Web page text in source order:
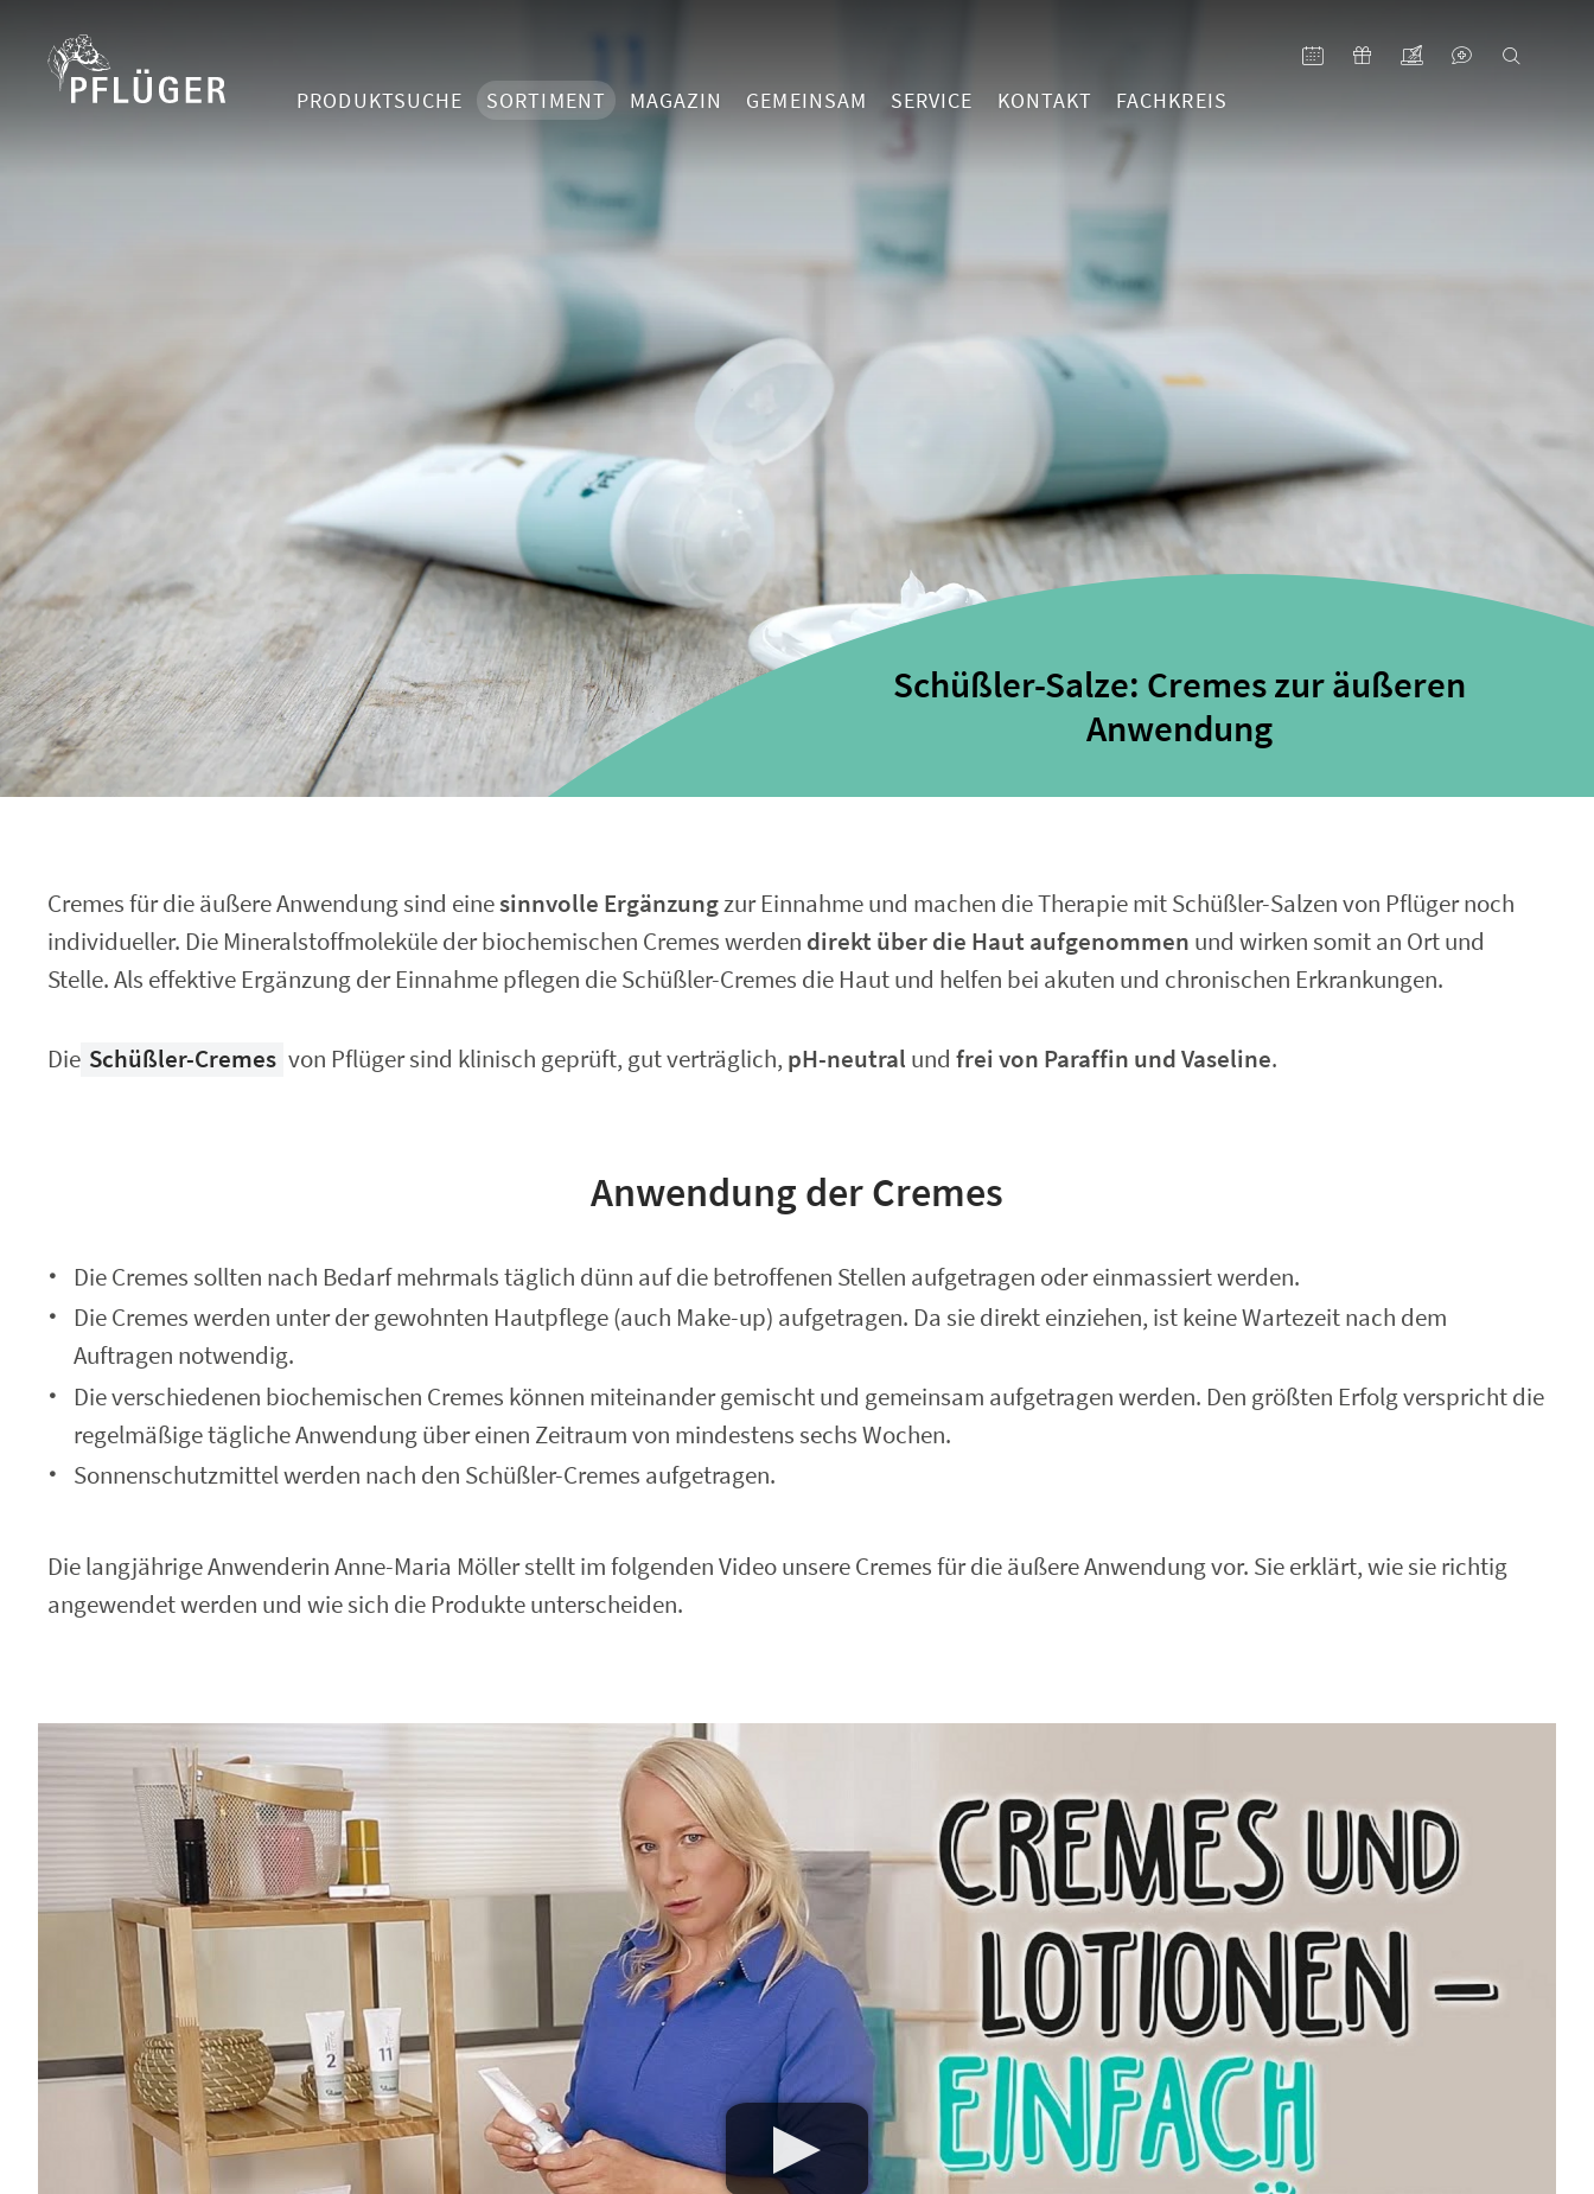
PRODUKTSUCHE SORTIMENT MAGAZIN GEMEINSAM SERVICE KONTAKT FACHKREIS
Schüßler-Salze: Cremes zur äußeren
Anwendung
Cremes für die äußere Anwendung sind einesinnvolle Ergänzungzur Einnahme und machen die Therapie mit Schüßler-Salzen von Pflüger noch
individueller. Die Mineralstoffmoleküle der biochemischen Cremes werden direkt über die Haut aufgenommen und wirken somit an Ort und
Stelle. Als effektive Ergänzung der Einnahme pflegen die Schüßler-Cremes die Haut und helfen bei akuten und chronischen Erkrankungen.
Die Schüßler-Cremes von Pflüger sind klinisch geprüft, gut verträglich, pH-neutral undfrei von Paraffin und Vaseline.
Anwendung der Cremes
Die Cremes sollten nach Bedarf mehrmals täglich dünn auf die betroffenen Stellen aufgetragen oder einmassiert werden.
Die Cremes werden unter der gewohnten Hautpflege (auch Make-up) aufgetragen. Da sie direkt einziehen, ist keine Wartezeit nach dem
Auftragen notwendig.
Die verschiedenen biochemischen Cremes können miteinander gemischt und gemeinsam aufgetragen werden. Den größten Erfolg verspricht die
regelmäßige tägliche Anwendung über einen Zeitraum von mindestens sechs Wochen.
Sonnenschutzmittel werden nach den Schüßler-Cremes aufgetragen.
Die langjährige Anwenderin Anne-Maria Möller stellt im folgenden Video unsere Cremes für die äußere Anwendung vor. Sie erklärt, wie sie richtig
angewendet werden und wie sich die Produkte unterscheiden.